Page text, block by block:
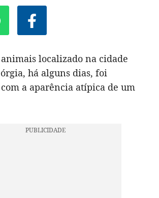
localizado na cidade
há alguns dias, foi
a aparência atípica de um